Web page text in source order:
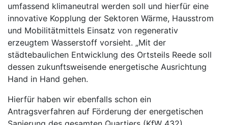
umfassend klimaneutral werden soll und hierfür eine
innovative Kopplung der Sektoren Wärme, Hausstrom
und Mobilitätmittels Einsatz von regenerativ
erzeugtem Wasserstoff vorsieht. „Mit der
städtebaulichen Entwicklung des Ortsteils Reede soll
dessen zukunftsweisende energetische Ausrichtung
Hand in Hand gehen.
Hierfür haben wir ebenfalls schon ein
Antragsverfahren auf Förderung der energetischen